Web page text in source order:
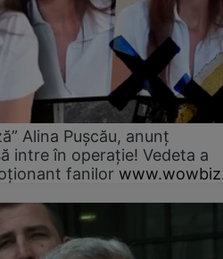
Alina Pușcău, anunț
intre în operație! Vedeta a
fanilor